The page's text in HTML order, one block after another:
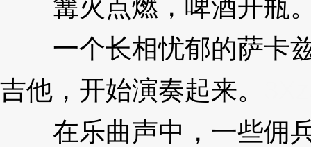
篝火点燃，啤酒开瓶
一个长相忧郁的萨卡兹
吉他，开始演奏起来。
在乐曲声中，一些佣兵